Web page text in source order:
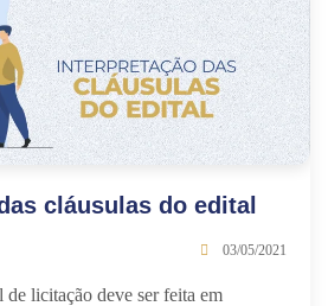
cláusulas do edital
03/05/2021
de licitação deve ser feita em